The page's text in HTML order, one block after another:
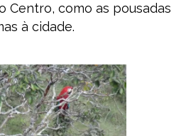
Centro, como as pousadas
à cidade.